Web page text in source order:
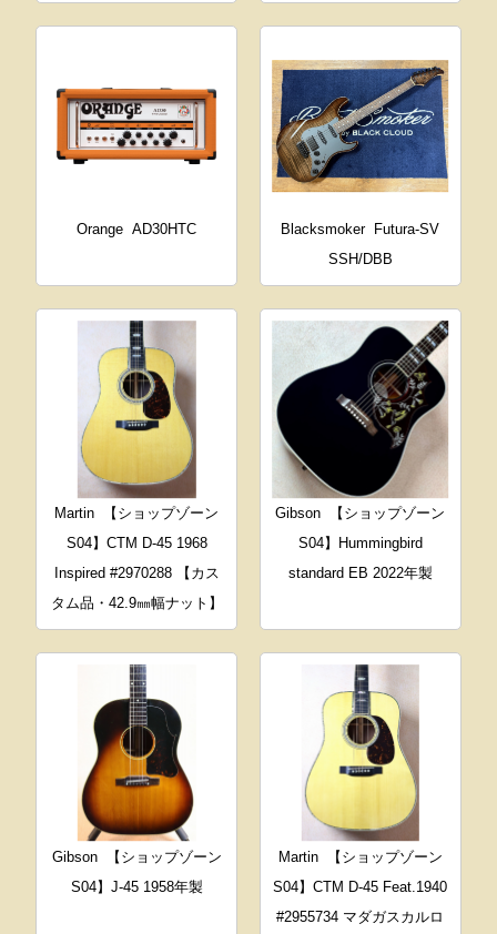
Orange AD30HTC Blacksmoker
Futura-SV
SSH/DBB
Martin
【ショップゾーン
S04】CTM D-45 1968
Inspired #2970288 【カス
タム品・42.9㎜幅ナット】
Gibson
【ショップゾーン
S04】Hummingbird
standard EB 2022年製
Gibson
【ショップゾーン
S04】J-45 1958年製
Martin
【ショップゾーン
S04】CTM D-45 Feat.1940
#2955734 マダガスカルロ